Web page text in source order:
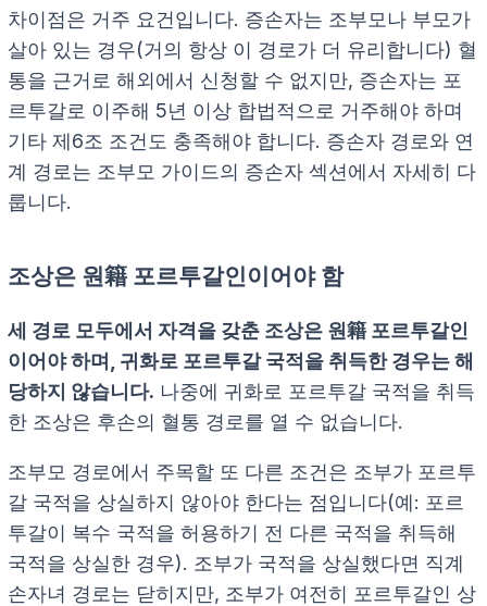
차이점은 거주 요건입니다. 증손자는 조부모나 부모가
살아 있는 경우(거의 항상 이 경로가 더 유리합니다) 혈
통을 근거로 해외에서 신청할 수 없지만, 증손자는 포
르투갈로 이주해 5년 이상 합법적으로 거주해야 하며
기타 제6조 조건도 충족해야 합니다. 증손자 경로와 연
계 경로는 조부모 가이드의 증손자 섹션에서 자세히 다
룹니다.
조상은 원籍 포르투갈인이어야 함
세 경로 모두에서 자격을 갖춘 조상은 원籍 포르투갈인
이어야 하며, 귀화로 포르투갈 국적을 취득한 경우는 해
당하지 않습니다. 나중에 귀화로 포르투갈 국적을 취득
한 조상은 후손의 혈통 경로를 열 수 없습니다.
조부모 경로에서 주목할 또 다른 조건은 조부가 포르투
갈 국적을 상실하지 않아야 한다는 점입니다(예: 포르
투갈이 복수 국적을 허용하기 전 다른 국적을 취득해
국적을 상실한 경우). 조부가 국적을 상실했다면 직계
손자녀 경로는 닫히지만, 조부가 여전히 포르투갈인 상